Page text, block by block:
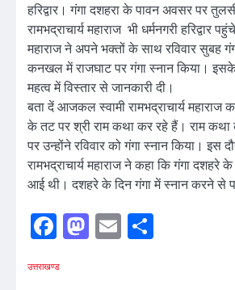
हरिद्वार। गंगा दशहरा के पावन अवसर पर
रामभद्राचार्य महाराज भी धर्मनगरी हरिद्वार
महाराज ने अपने भक्तों के साथ रविवार सुबह
कनखल में राजघाट पर गंगा स्नान किया। इसके
महत्व में विस्तार से जानकारी दी।
बता दें आजकल स्वामी रामभद्राचार्य महाराज
के तट पर श्री राम कथा कर रहे हैं। राम
पर उन्होंने रविवार को गंगा स्नान किया। इस
रामभद्राचार्य महाराज ने कहा कि गंगा दशहरे के
आई थी। दशहरे के दिन गंगा में स्नान करने से
Facebook
Mastodon
Email
उत्तराखण्ड